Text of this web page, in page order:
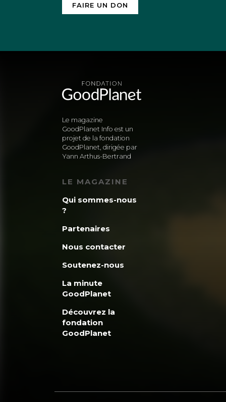
FAIRE UN DON
Le magazine
GoodPlanet Info est un
projet de la fondation
GoodPlanet, dirigée par
Yann Arthus-Bertrand
LE MAGAZINE
Qui sommes-nous
?
Partenaires
Nous contacter
Soutenez-nous
La minute
GoodPlanet
Découvrez la
fondation
GoodPlanet